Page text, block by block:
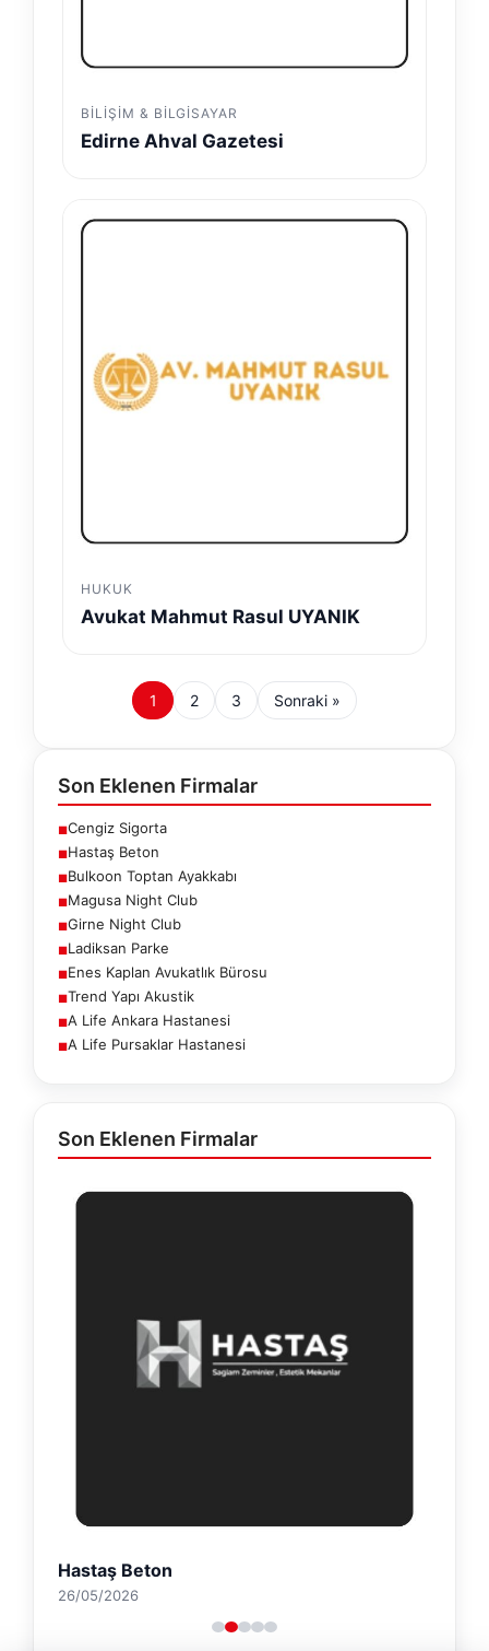
BILIŞIM & BILGISAYAR
Edirne Ahval Gazetesi
HUKUK
Avukat Mahmut Rasul UYANIK
1 2 3 Sonraki »
Son Eklenen Firmalar
■Cengiz Sigorta
■Hastaş Beton
■Bulkoon Toptan Ayakkabı
■Magusa Night Club
■Girne Night Club
■Ladiksan Parke
■Enes Kaplan Avukatlık Bürosu
■Trend Yapı Akustik
■A Life Ankara Hastanesi
■A Life Pursaklar Hastanesi
Son Eklenen Firmalar
Hastaş Beton
26/05/2026